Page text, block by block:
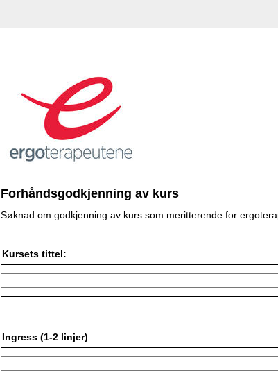
Forhåndsgodkjenning av kurs
Søknad om godkjenning av kurs som meritterende for
Kursets tittel:
Ingress (1-2 linjer)